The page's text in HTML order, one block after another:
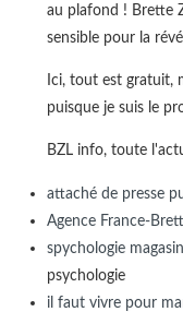
au plafond ! Brette
sensible pour la
Ici, tout est gratuit,
puisque je suis le
BZL info, toute
attaché de presse
Agence France-
spychologie
psychologie
il faut vivre pour